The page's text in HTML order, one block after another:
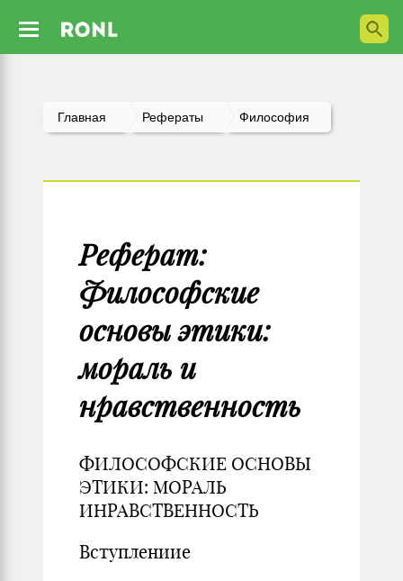
Главная Рефераты Философия
Реферат:
Философские
основы этики:
мораль и
нравственность
ФИЛОСОФСКИЕ ОСНОВЫ
ЭТИКИ: МОРАЛЬ
ИНРАВСТВЕННОСТЬ
Вступлениие